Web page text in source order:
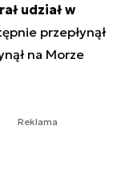
udział w
przepłynął
na Morze
Reklama